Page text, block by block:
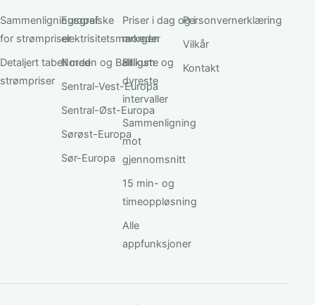
Sammenligningsgraf
for strømpriser
Detaljert tabell med
strømpriser
Europeiske
elektrisitetsmarkeder
Norden og Baltikum
Sentral-Vest-Europa
Sentral-Øst-Europa
Sørøst-Europa
Sør-Europa
Priser i dag og i
morgen
Billigste og
dyreste
intervaller
Sammenligning
mot
gjennomsnitt
15 min- og
timeoppløsning
Alle
appfunksjoner
Personvernerklæring
Vilkår
Kontakt